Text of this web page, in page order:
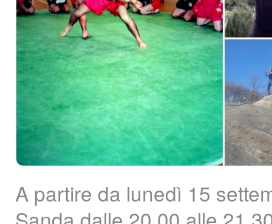
A partire da lunedì 15